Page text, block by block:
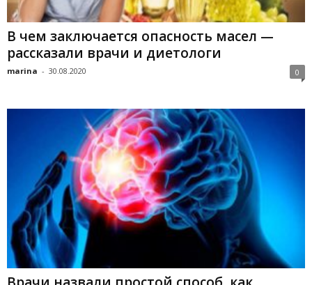
В чем заключается опасность масел —
рассказали врачи и диетологи
marina - 30.08.2020 0